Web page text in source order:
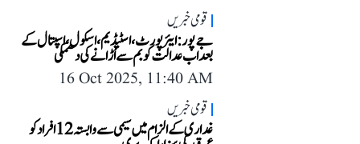
قومی خبریں
جے پور: ایئر پورٹ، اسٹیڈیم، اسکول، اسپتال کے
بعد اب عدالت کو بم سے اُڑانے کی دھمکی
16 Oct 2025, 11:40 AM
قومی خبریں
غداری کے الزام میں سیمی سے وابستہ 12 افراد کو